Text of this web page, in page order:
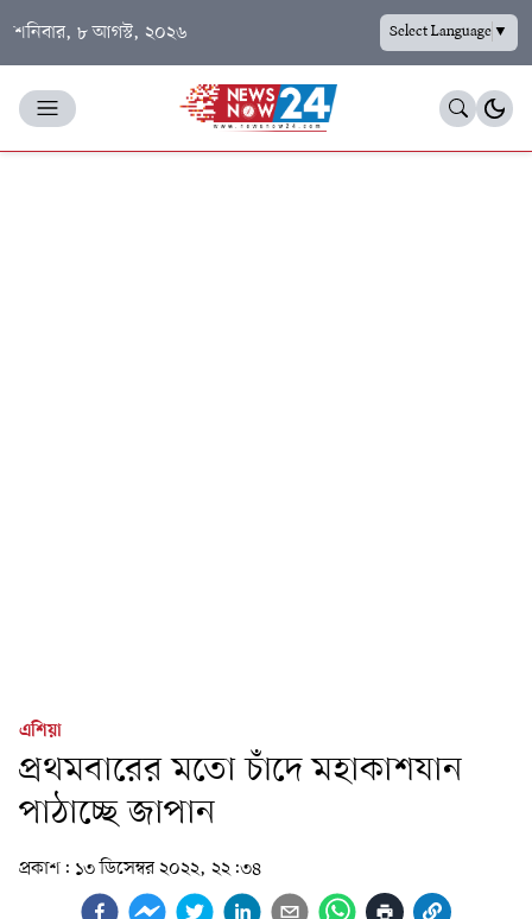
শনিবার, ৮ আগস্ট, ২০২৬ Select Language▼
এশিয়া
প্রথমবারের মতো চাঁদে মহাকাশযান
পাঠাচ্ছে জাপান
প্রকাশ: ১৩ ডিসেম্বর ২০২২, ২২:৩৪